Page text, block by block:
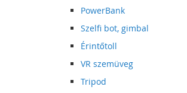
PowerBank
Szelfi bot, gimbal
Érintőtoll
VR szemüveg
Tripod